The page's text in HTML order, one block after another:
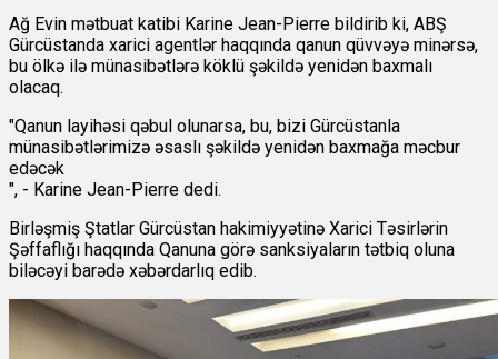
Ağ Evin mətbuat katibi Karine Jean-Pierre bildirib ki, ABŞ
Gürcüstanda xarici agentlər haqqında qanun qüvvəyə minərsə,
bu ölkə ilə münasibətlərə köklü şəkildə yenidən baxmalı
olacaq.
"Qanun layihəsi qəbul olunarsa, bu, bizi Gürcüstanla
münasibətlərimizə əsaslı şəkildə yenidən baxmağa məcbur
edəcək
", - Karine Jean-Pierre dedi.
Birləşmiş Ştatlar Gürcüstan hakimiyyətinə Xarici Təsirlərin
Şəffaflığı haqqında Qanuna görə sanksiyaların tətbiq oluna
biləcəyi barədə xəbərdarlıq edib.